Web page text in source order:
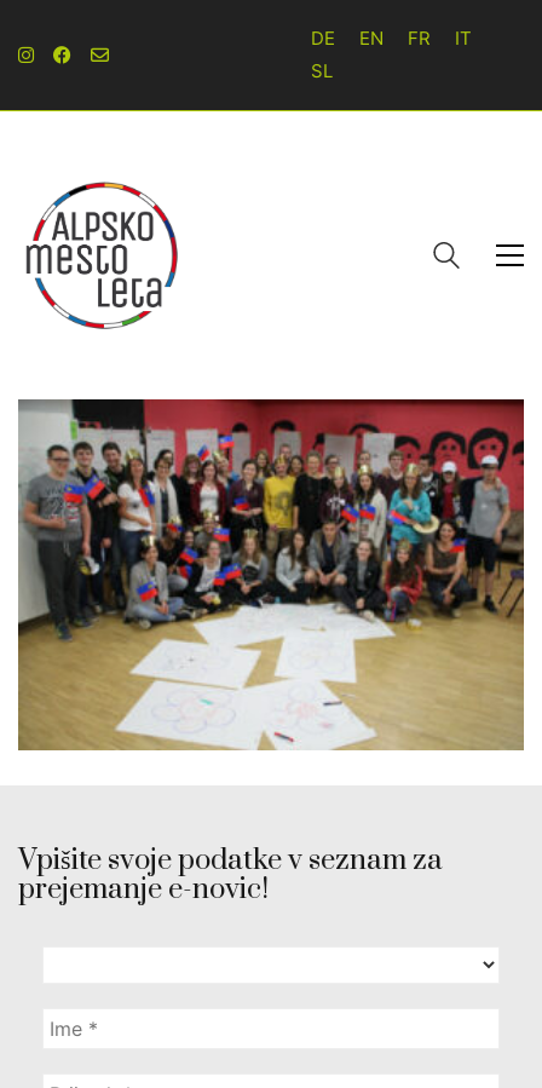
DE EN FR
IT
SL
Vpišite svoje podatke v seznam za
prejemanje e-novic!